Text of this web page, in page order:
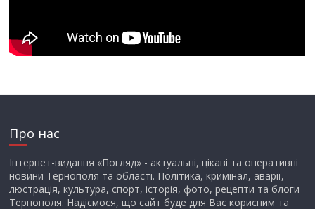
Про нас
Інтернет-видання «Погляд» - актуальні, цікаві та оперативні
новини Тернополя та області. Політика, кримінал, аварії,
люстрація, культура, спорт, історія, фото, рецепти та блоги
Тернополя. Надіємося, що сайт буде для Вас корисним та